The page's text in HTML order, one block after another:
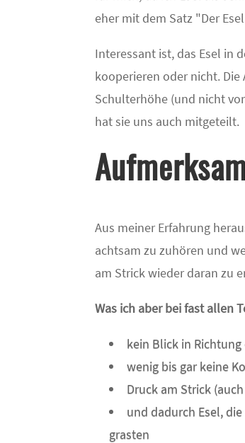
eher mit dem Satz "Der
Interessant ist, das Esel in
kooperieren oder nicht. Die
Schulterhöhe (und nicht
hat sie uns auch mitgeteilt.
Aus meiner Erfahrung
achtsam zu zuhören und
am Strick wieder daran zu
Was ich aber bei fast allen
kein Blick in
wenig bis gar keine
Druck am Strick
und dadurch Esel,
grasten